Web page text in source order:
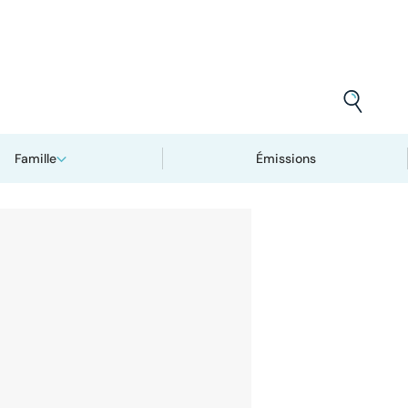
Famille Émissions